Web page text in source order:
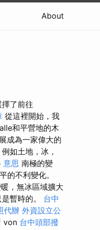
About
了前往
從這裡開始，我
和平營地的木
成為一家偉大的
如土地，冰，
意思 南極的變
的不利變化。
，無冰區域擴大
暫時的。 台中
代辦 外資設立公
von 台中頭部撥